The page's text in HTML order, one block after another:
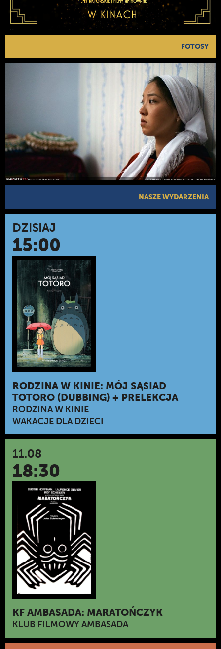
FOTOSY
NASZE WYDARZENIA
DZISIAJ
15:00
RODZINA W KINIE: MÓJ SĄSIAD
TOTORO (DUBBING) + PRELEKCJA
RODZINA W KINIE
WAKACJE DLA DZIECI
11.08
18:30
KF AMBASADA: MARATOŃCZYK
KLUB FILMOWY AMBASADA